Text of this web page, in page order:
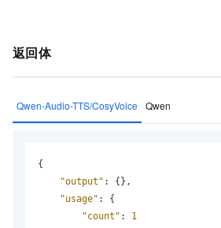
返回体
Qwen-Audio-TTS/CosyVoice Qwen
{
"output" : {} ,
"usage" :
{
"count" :
1